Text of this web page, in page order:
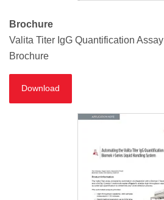
Brochure
Valita Titer IgG Quantification Assay
Brochure
Download